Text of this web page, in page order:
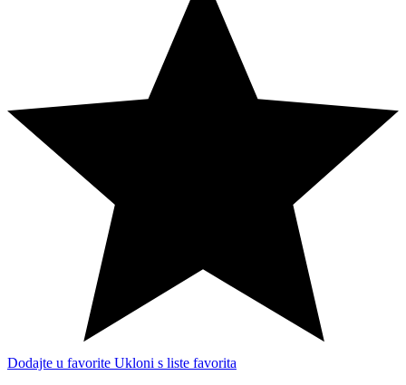
Dodajte u favorite Ukloni s liste favorita